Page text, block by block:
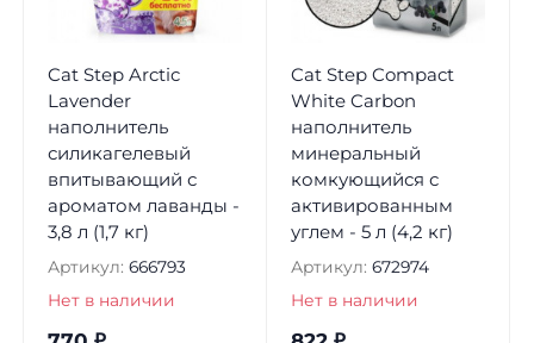
Cat Step Arctic
Lavender
наполнитель
силикагелевый
впитывающий с
ароматом лаванды -
3,8 л (1,7 кг)
Артикул: 666793
Нет в наличии
Cat Step Compact
White Carbon
наполнитель
минеральный
комкующийся с
активированным
углем - 5 л (4,2 кг)
Артикул: 672974
Нет в наличии